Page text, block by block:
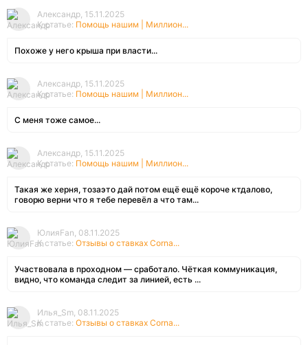
Александр, 15.11.2025
К статье: Помощь нашим | Миллион...
Похоже у него крыша при власти...
Александр, 15.11.2025
К статье: Помощь нашим | Миллион...
С меня тоже самое...
Александр, 15.11.2025
К статье: Помощь нашим | Миллион...
Такая же херня, тозаэто дай потом ещё ещё короче ктдалово,
говорю верни что я тебе перевёл а что там...
ЮлияFan, 08.11.2025
К статье: Отзывы о ставках Corna...
Участвовала в проходном — сработало. Чёткая коммуникация,
видно, что команда следит за линией, есть ...
Илья_Sm, 08.11.2025
К статье: Отзывы о ставках Corna...